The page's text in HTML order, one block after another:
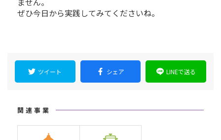
ぜひ今日から実践してみてくださいね。
ツイート シェア LINEで送る
関連事業